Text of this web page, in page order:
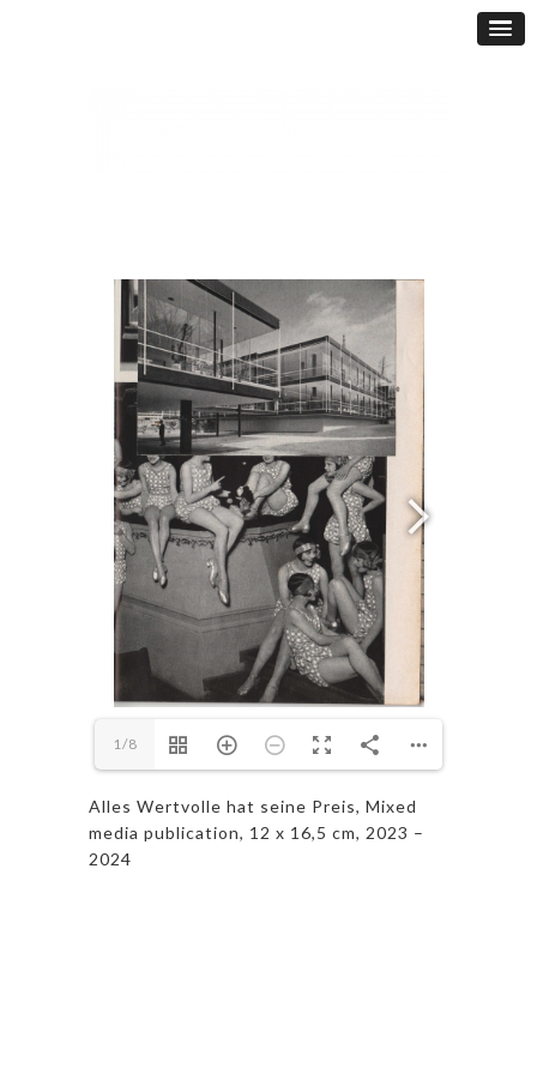
1/8
Alles Wertvolle hat seine Preis, Mixed
media publication, 12 x 16,5 cm, 2023 –
2024